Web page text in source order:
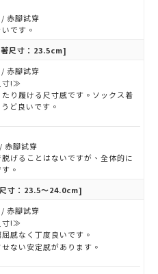
赤腳試穿
です。
尺寸：23.5cm]
赤腳試穿
寸!≫
り履ける尺寸感です。ソックス着
ど良いです。
赤腳試穿
げることはないですが、全体的に
。
寸：23.5～24.0cm]
赤腳試穿
寸!≫
感なく丁度良いです。
ない安定感があります。